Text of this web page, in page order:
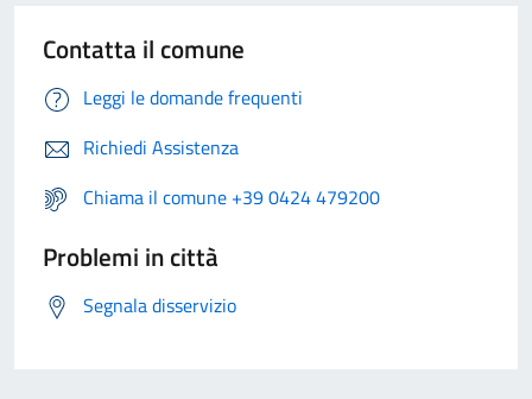
Contatta il comune
Leggi le domande frequenti
Richiedi Assistenza
Chiama il comune +39 0424 479200
Problemi in città
Segnala disservizio